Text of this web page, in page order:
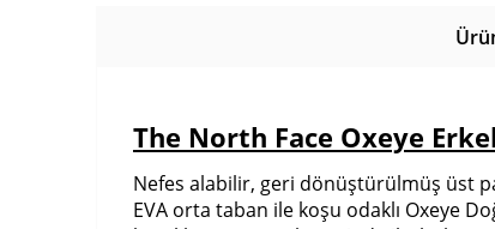
The North Face Oxeye
Nefes alabilir, geri dönüştürülmüş üst
EVA orta taban ile koşu odaklı Oxeye